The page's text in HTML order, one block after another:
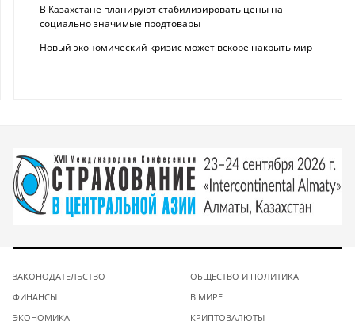
В Казахстане планируют стабилизировать цены на
социально значимые продтовары
Новый экономический кризис может вскоре накрыть мир
ЗАКОНОДАТЕЛЬСТВО
ФИНАНСЫ
ЭКОНОМИКА
ОБЩЕСТВО И ПОЛИТИКА
В МИРЕ
КРИПТОВАЛЮТЫ